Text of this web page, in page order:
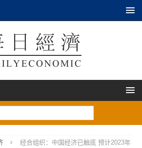
经合组织：中国经济已触底 预计2023年